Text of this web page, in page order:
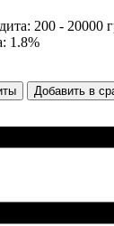
200 - 20000
1.8%
Добавить в